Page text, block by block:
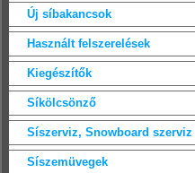
Új síbakancsok
Használt felszerelések
Kiegészítők
Síkölcsönző
Síszerviz, Snowboard szerviz
Síszemüvegek